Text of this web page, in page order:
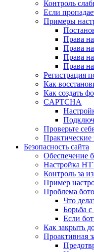
Контроль
Если
Примеры
Права
Права
Права
Права
Регистрация
Как
Как создать
CAPTCHA
Проверьте
Практические
Безопасность сайта
Обеспечение
Настройка
Контроль за
Пример
Проблема
Что
Борьба
Если
Как закрыть
Проактивная